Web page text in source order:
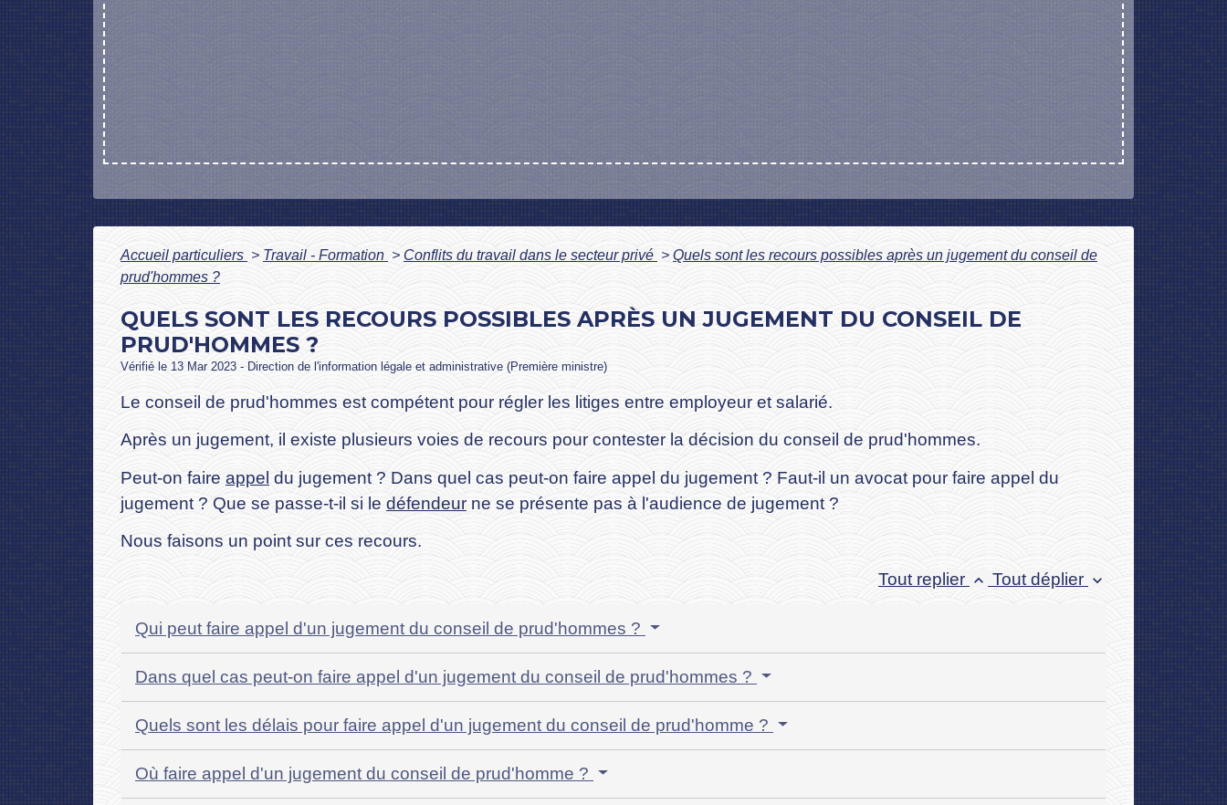
Accueil particuliers > Travail - Formation > Conflits du travail dans le secteur privé > Quels sont les recours possibles après un jugement du conseil de
prud'hommes ?
QUELS SONT LES RECOURS POSSIBLES APRÈS UN JUGEMENT DU CONSEIL DE
PRUD'HOMMES ?
Vérifié le 13 Mar 2023 - Direction de l'information légale et administrative (Première ministre)
Le conseil de prud'hommes est compétent pour régler les litiges entre employeur et salarié.
Après un jugement, il existe plusieurs voies de recours pour contester la décision du conseil de prud'hommes.
Peut-on faire appel du jugement ? Dans quel cas peut-on faire appel du jugement ? Faut-il un avocat pour faire appel du
jugement ? Que se passe-t-il si le défendeur ne se présente pas à l'audience de jugement ?
Nous faisons un point sur ces recours.
Tout replier keyboard_arrow_up Tout déplier keyboard_arrow_down
Qui peut faire appel d'un jugement du conseil de prud'hommes ?
Dans quel cas peut-on faire appel d'un jugement du conseil de prud'hommes ?
Quels sont les délais pour faire appel d'un jugement du conseil de prud'homme ?
Où faire appel d'un jugement du conseil de prud'homme ?